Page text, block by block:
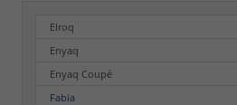
Elroq
Enyaq
Enyaq Coupé
Fabia